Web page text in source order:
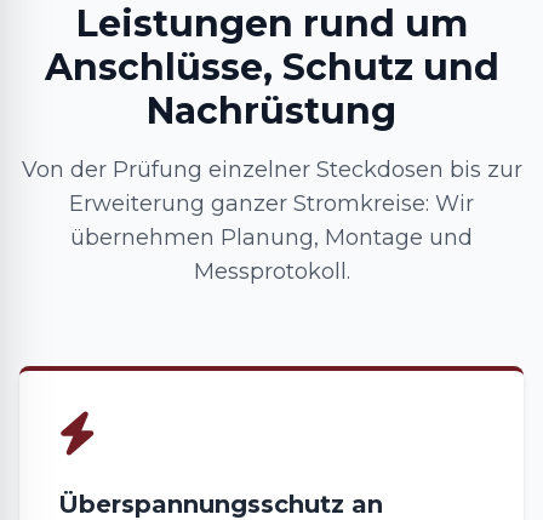
Leistungen rund um
Anschlüsse, Schutz und
Nachrüstung
Von der Prüfung einzelner Steckdosen bis zur
Erweiterung ganzer Stromkreise: Wir
übernehmen Planung, Montage und
Messprotokoll.
Überspannungsschutz an